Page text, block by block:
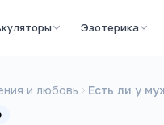
Эзотерика
и любовь Есть ли у